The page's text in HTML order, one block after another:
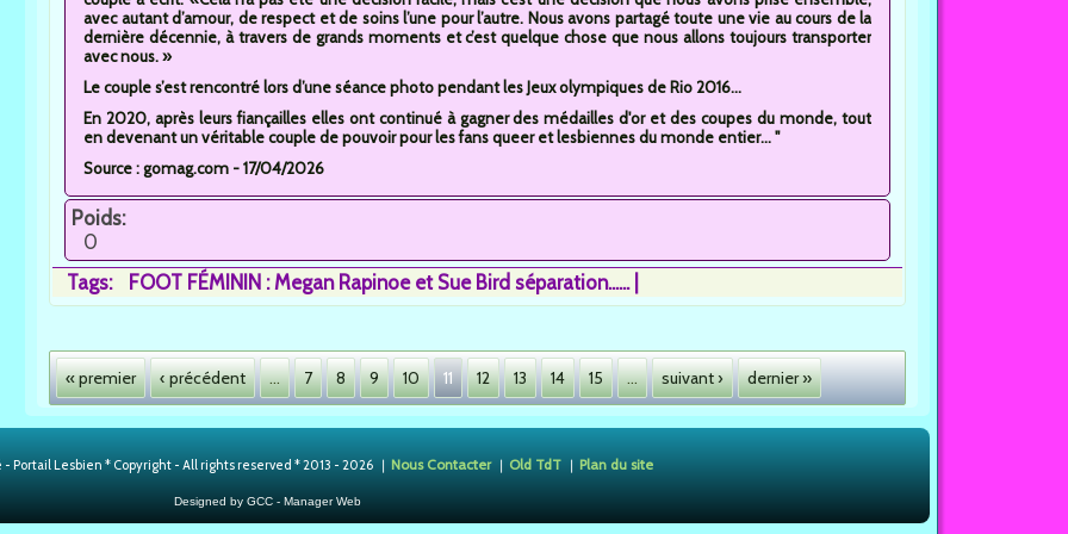
avec autant d’amour, de respect et de soins l’une pour l’autre. Nous avons partagé toute une vie au cours de la
dernière décennie, à travers de grands moments et c’est quelque chose que nous allons toujours transporter
avec nous. »
Le couple s’est rencontré lors d’une séance photo pendant les Jeux olympiques de Rio 2016...
En 2020, après leurs fiançailles elles ont continué à gagner des médailles d'or et des coupes du monde, tout
en devenant un véritable couple de pouvoir pour les fans queer et lesbiennes du monde entier... "
Source : gomag.com - 17/04/2026
Poids:
0
Tags:
FOOT FÉMININ : Megan Rapinoe et Sue Bird séparation......
Pages
« premier ‹ précédent … 7 8 9 10 11 12 13 14 15 … suivant › dernier »
- Portail Lesbien * Copyright - All rights reserved * 2013 - 2026 ❘ Nous Contacter❘ Old TdT❘ Plan du site
Designed by GCC - Manager Web